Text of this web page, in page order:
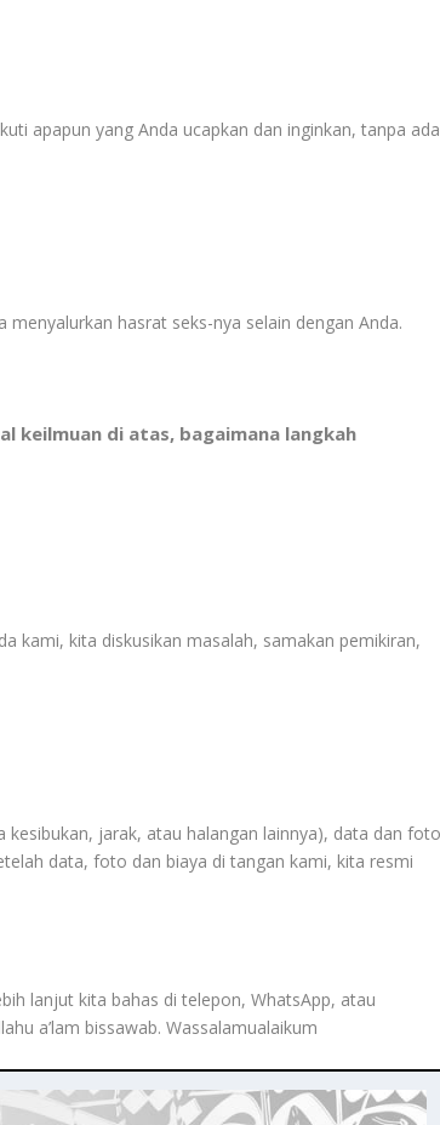
apapun yang Anda ucapkan dan inginkan, tanpa ada
hasrat seks-nya selain dengan Anda.
keilmuan di atas, bagaimana langkah
kami, kita diskusikan masalah, samakan pemikiran,
kesibukan, jarak, atau halangan lainnya), data dan
data, foto dan biaya di tangan kami, kita resmi
lanjut kita bahas di telepon, WhatsApp, atau
a’lam bissawab. Wassalamualaikum